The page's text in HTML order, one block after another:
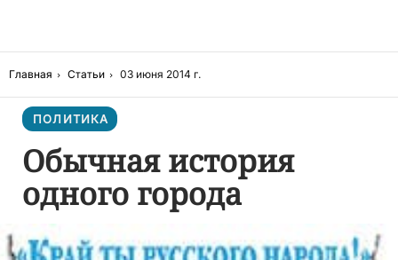
Главная Статьи 03 июня 2014 г.
ПОЛИТИКА
Обычная история
одного города